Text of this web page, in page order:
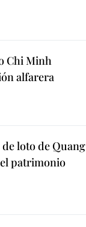
Chi Minh
alfarera
loto de Quang
patrimonio